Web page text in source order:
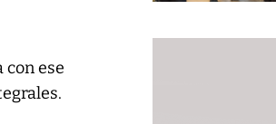
ese